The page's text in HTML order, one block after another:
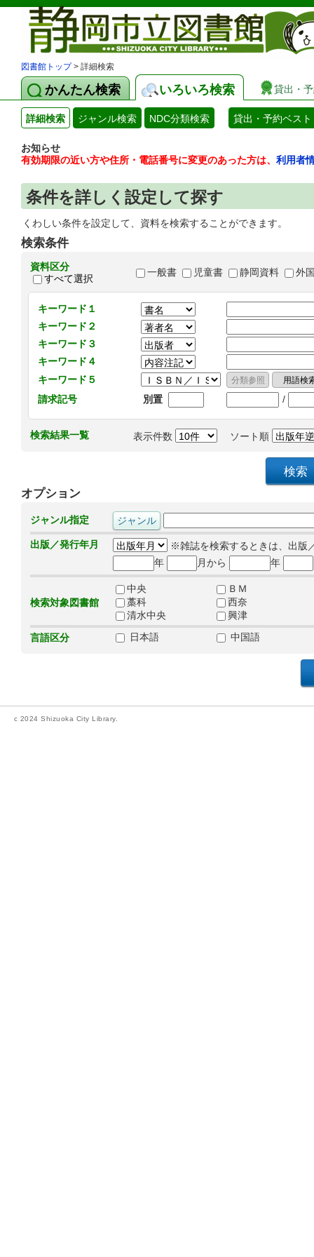
図書館トップ> 詳細検索
かんたん検索 いろいろ検索 貸出・
詳細検索 ジャンル検索 NDC分類検索 貸出・予約ベスト
お知らせ
有効期限の近い方や住所・電話番号に変更のあった方は、 利用者
条件を詳しく設定して探す
くわしい条件を設定して、資料を検索することができます。
検索条件
資料区分
すべて選択
一般書 児童書 静岡資料 外
キーワード１
キーワード２
キーワード３
キーワード４
キーワード５
請求記号
別置 /
検索結果一覧 表示件数 ソート順
オプション
ジャンル指定
出版／発行年月
※雑誌を検索するときは、出版
年
月から 年
検索対象図書館
中央
ＢＭ
藁科
西奈
清水中央
興津
言語区分
日本語 中国語
c 2024 Shizuoka City Library.